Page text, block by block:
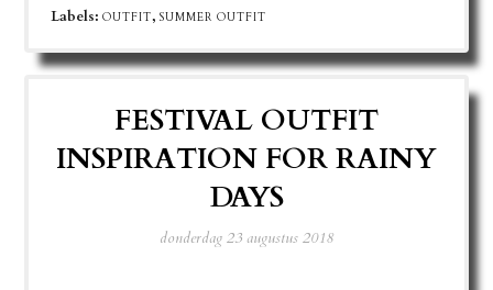
Labels:OUTFIT,SUMMER OUTFIT
FESTIVAL OUTFIT
INSPIRATION FOR RAINY
DAYS
donderdag 23 augustus 2018